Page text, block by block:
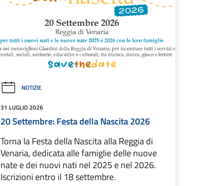
NOTIZIE
31 LUGLIO 2026
20 Settembre: Festa della Nascita 2026
Torna la Festa della Nascita alla Reggia di
Venaria, dedicata alle famiglie delle nuove
nate e dei nuovi nati nel 2025 e nel 2026.
Iscrizioni entro il 18 settembre.